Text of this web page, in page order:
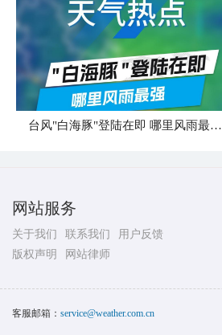
台风"白海豚"登陆在即 哪里风雨最强？
网站服务
关于我们 联系我们
用户反馈
版权声明
网站律师
客服邮箱： service@weather.com.cn